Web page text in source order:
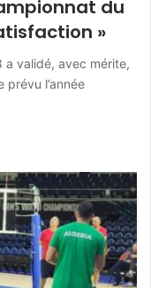
du
»
a validé, avec mérite,
l’année